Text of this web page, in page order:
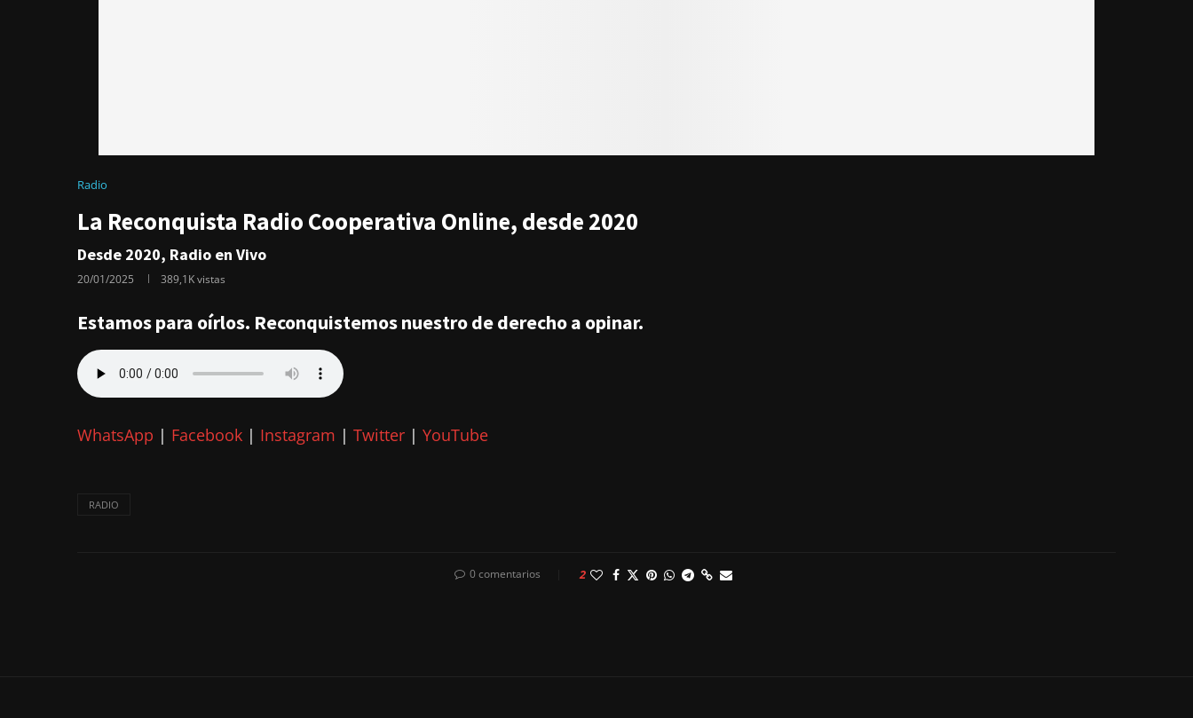
Radio
La Reconquista Radio Cooperativa Online, desde 2020
Desde 2020, Radio en Vivo
20/01/2025 389,1Kvistas
Estamos para oírlos. Reconquistemos nuestro de derecho a opinar.
WhatsApp | Facebook | Instagram | Twitter | YouTube
RADIO
0 comentarios 2